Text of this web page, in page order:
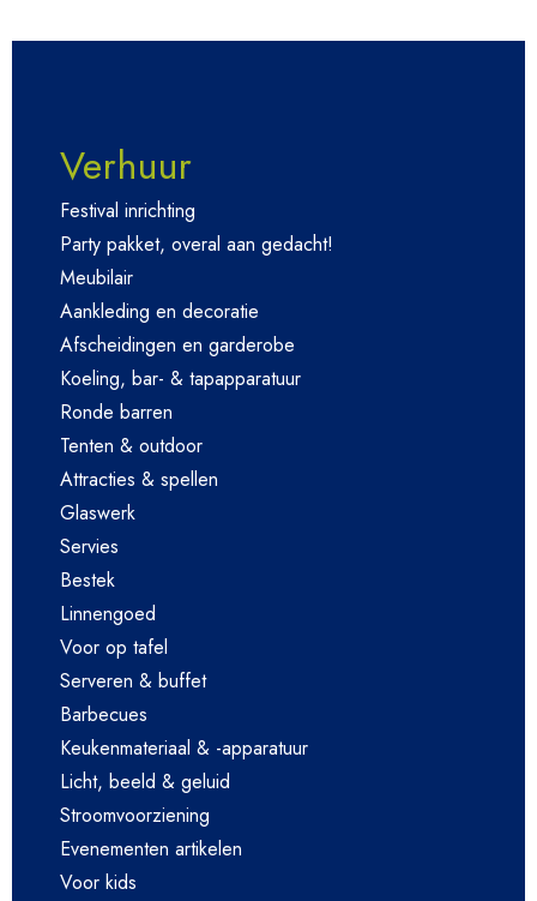
Verhuur
Festival inrichting
Party pakket, overal aan gedacht!
Meubilair
Aankleding en decoratie
Afscheidingen en garderobe
Koeling, bar- & tapapparatuur
Ronde barren
Tenten & outdoor
Attracties & spellen
Glaswerk
Servies
Bestek
Linnengoed
Voor op tafel
Serveren & buffet
Barbecues
Keukenmateriaal & -apparatuur
Licht, beeld & geluid
Stroomvoorziening
Evenementen artikelen
Voor kids